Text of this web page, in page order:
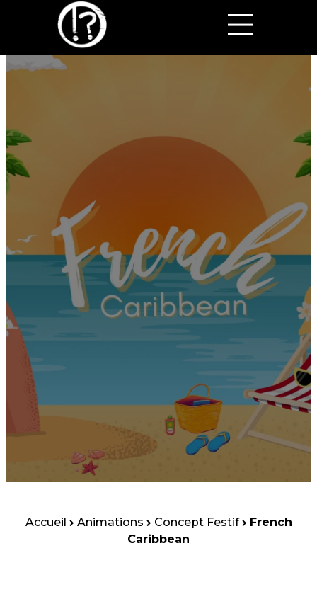
Accueil Animations Concept Festif
French
Caribbean